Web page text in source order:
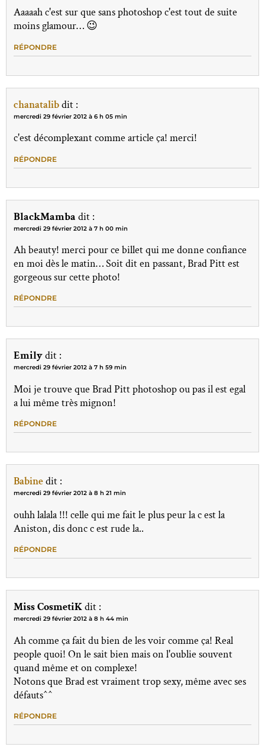
Aaaaah c'est sur que sans photoshop c'est tout de suite
moins glamour… 😉
RÉPONDRE
chanatalibdit :
mercredi 29 février 2012 à 6 h 05 min
c'est décomplexant comme article ça! merci!
RÉPONDRE
BlackMamba dit :
mercredi 29 février 2012 à 7 h 00 min
Ah beauty! merci pour ce billet qui me donne confiance
en moi dès le matin… Soit dit en passant, Brad Pitt est
gorgeous sur cette photo!
RÉPONDRE
Emilydit :
mercredi 29 février 2012 à 7 h 59 min
Moi je trouve que Brad Pitt photoshop ou pas il est egal
a lui même très mignon!
RÉPONDRE
Babinedit :
mercredi 29 février 2012 à 8 h 21 min
ouhh lalala !!! celle qui me fait le plus peur la c est la
Aniston, dis donc c est rude la..
RÉPONDRE
Miss CosmetiKdit :
mercredi 29 février 2012 à 8 h 44 min
Ah comme ça fait du bien de les voir comme ça! Real
people quoi! On le sait bien mais on l'oublie souvent
quand même et on complexe!
Notons que Brad est vraiment trop sexy, même avec ses
défauts^^
RÉPONDRE